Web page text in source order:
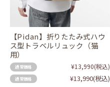
【Pidan】折りたたみ式ハウ
ス型トラベルリュック（猫
用）
通常価格 ¥13,990(税込)
通常価格 ¥13,990(税込)